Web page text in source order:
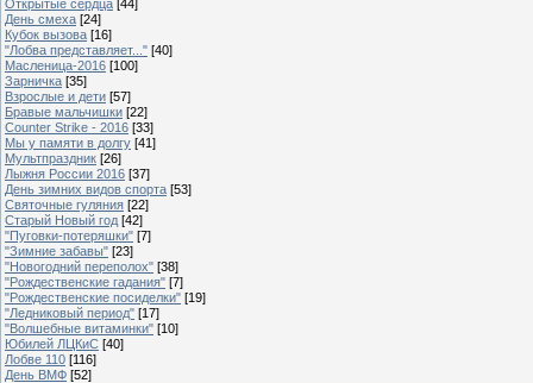
Открытые сердца [44]
День смеха [24]
Кубок вызова [16]
"Лобва представляет..." [40]
Масленица-2016 [100]
Зарничка [35]
Взрослые и дети [57]
Бравые мальчишки [22]
Counter Strike - 2016 [33]
Мы у памяти в долгу [41]
Мультпраздник [26]
Лыжня России 2016 [37]
День зимних видов спорта [53]
Святочные гуляния [22]
Старый Новый год [42]
"Пуговки-потеряшки" [7]
"Зимние забавы" [23]
"Новогодний переполох" [38]
"Рождественские гадания" [7]
"Рождественские посиделки" [19]
"Ледниковый период" [17]
"Волшебные витаминки" [10]
Юбилей ЛЦКиС [40]
Лобве 110 [116]
День ВМФ [52]